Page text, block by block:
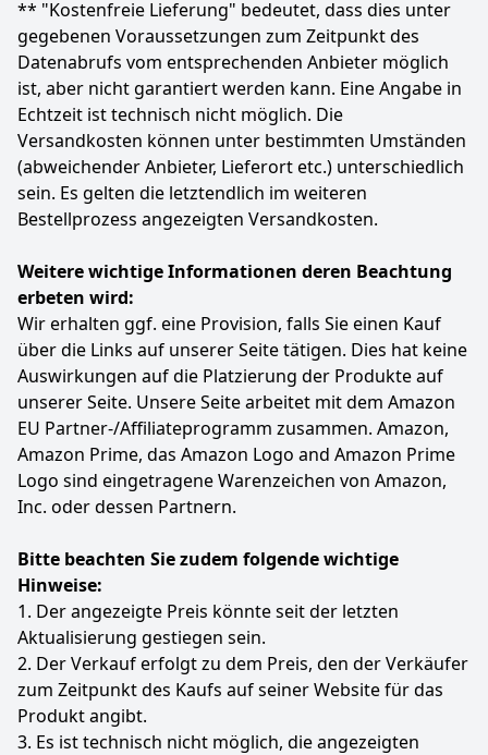
verstärken und ultra-realistische Bilder zu genießen.
Die tiefsten Schwarztöne, die hellsten Höhepunkte
und atemberaubende Klarheit auf Ihrem 4K UHD
Smart TV
IMMERSIVER DOLBY ATMOS-KLANG – Erleben Sie
satten, multidimensionalen Klang, der jede Szene
zum Leben erweckt. Ob Filme, Sport oder Videospiele,
genießen Sie lebensechten Surround-Sound, der Sie
mitten ins Geschehen versetzt
Titan OS: Mit unserer Titan OS intelligenten TV-
Folgen Sie Serien direkt von Ihrem Startbildschirm.
Durchstöbern Sie die Kategorien und Vorschläge der
besten Streaming-Services an einer Stelle
Farbe Hersteller Gewicht
Matt Schwarz PHILIPS 22,5 kg
599
UVP: 799,00 € -25%
** "Kostenfreie Lieferung" bedeutet, dass dies unter
gegebenen Voraussetzungen zum Zeitpunkt des
Datenabrufs vom entsprechenden Anbieter möglich
ist, aber nicht garantiert werden kann. Eine Angabe in
Echtzeit ist technisch nicht möglich. Die
Versandkosten können unter bestimmten Umständen
(abweichender Anbieter, Lieferort etc.) unterschiedlich
sein. Es gelten die letztendlich im weiteren
Bestellprozess angezeigten Versandkosten.
Weitere wichtige Informationen deren Beachtung
erbeten wird:
Wir erhalten ggf. eine Provision, falls Sie einen Kauf
über die Links auf unserer Seite tätigen. Dies hat keine
Auswirkungen auf die Platzierung der Produkte auf
unserer Seite. Unsere Seite arbeitet mit dem Amazon
EU Partner-/Affiliateprogramm zusammen. Amazon,
Amazon Prime, das Amazon Logo and Amazon Prime
Logo sind eingetragene Warenzeichen von Amazon,
Inc. oder dessen Partnern.
Bitte beachten Sie zudem folgende wichtige
Hinweise:
1. Der angezeigte Preis könnte seit der letzten
Aktualisierung gestiegen sein.
2. Der Verkauf erfolgt zu dem Preis, den der Verkäufer
zum Zeitpunkt des Kaufs auf seiner Website für das
Produkt angibt.
3. Es ist technisch nicht möglich, die angezeigten